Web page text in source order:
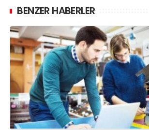
BENZER HABERLER